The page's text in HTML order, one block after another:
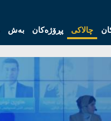
چالاکی پڕۆژەکان بەش